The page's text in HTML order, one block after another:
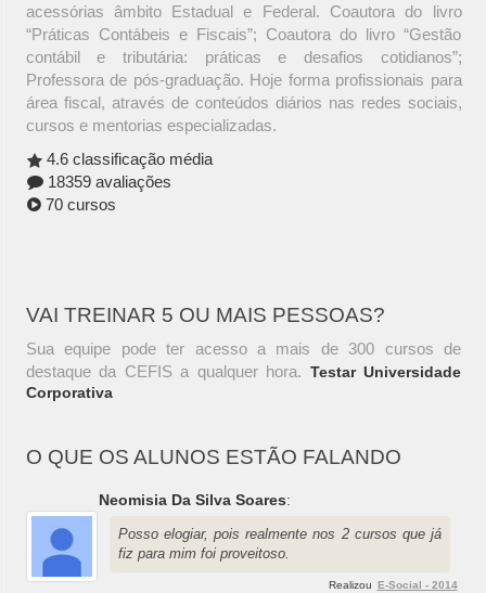
acessórias âmbito Estadual e Federal. Coautora do livro
“Práticas Contábeis e Fiscais”; Coautora do livro “Gestão
contábil e tributária: práticas e desafios cotidianos”;
Professora de pós-graduação. Hoje forma profissionais para
área fiscal, através de conteúdos diários nas redes sociais,
cursos e mentorias especializadas.
4.6 classificação média
18359 avaliações
70 cursos
VAI TREINAR 5 OU MAIS PESSOAS?
Sua equipe pode ter acesso a mais de 300 cursos de
destaque da CEFIS a qualquer hora. Testar Universidade
Corporativa
O QUE OS ALUNOS ESTÃO FALANDO
Neomisia Da Silva Soares:
Posso elogiar, pois realmente nos 2 cursos que já
fiz para mim foi proveitoso.
Realizou E-Social - 2014